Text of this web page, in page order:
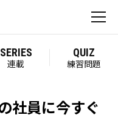
SERIES
連載
QUIZ
練習問題
社員に今すぐ